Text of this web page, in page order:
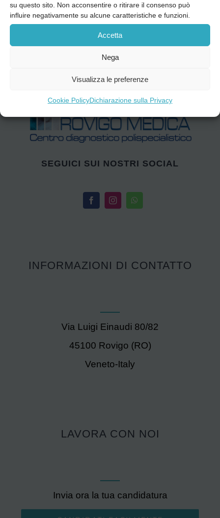
su questo sito. Non acconsentire o ritirare il consenso può
influire negativamente su alcune caratteristiche e funzioni.
Accetta
Nega
Visualizza le preferenze
Cookie PolicyDichiarazione sulla Privacy
SEGUICI SUI NOSTRI SOCIAL
INFORMAZIONI DI CONTATTO
Via Luigi Einaudi 80/82
45100 Rovigo (RO)
Veneto-Italy
LAVORA CON NOI
Invia ora la tua candidatura